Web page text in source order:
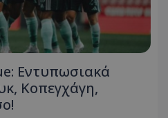
Εντυπωσιακά
Κοπεγχάγη,